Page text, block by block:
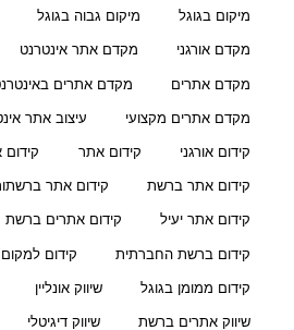
מיקום בגוגל
מיקום גבוה בגוגל
מקדם אורגני
מקדם אתר אינטרנט
מקדם אתרים
מקדם אתרים
מקדם אתרים מקצועי
עיצוב אתר
קידום אורגני
קידום אתר
קידום אתר ברשת
קידום אתר
קידום אתר יעיל
קידום אתרים ברשת
קידום ברשת החברתית
קידום
קידום ממומן בגוגל
שיווק אונליין
שיווק אתרים ברשת
שיווק דיגיטלי